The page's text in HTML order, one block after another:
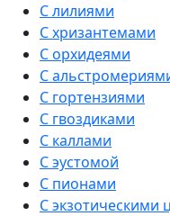
С лилиями
С хризантемами
С орхидеями
С
С гортензиями
С гвоздиками
С каллами
С эустомой
С пионами
С экзотическими